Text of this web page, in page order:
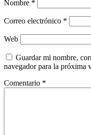
Nombre *
Correo electrónico *
Web
Guardar mi nombre,
navegador para la próxima
Comentario *